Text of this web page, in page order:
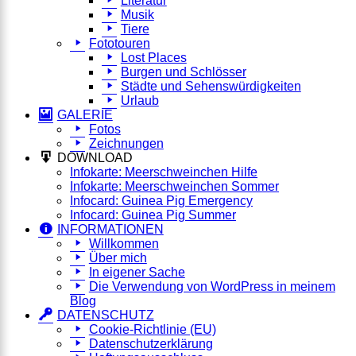
Musik
Tiere
Fototouren
Lost Places
Burgen und Schlösser
Städte und Sehenswürdigkeiten
Urlaub
GALERIE
Fotos
Zeichnungen
DOWNLOAD
Infokarte: Meerschweinchen Hilfe
Infokarte: Meerschweinchen Sommer
Infocard: Guinea Pig Emergency
Infocard: Guinea Pig Summer
INFORMATIONEN
Willkommen
Über mich
In eigener Sache
Die Verwendung von WordPress in meinem
Blog
DATENSCHUTZ
Cookie-Richtlinie (EU)
Datenschutzerklärung